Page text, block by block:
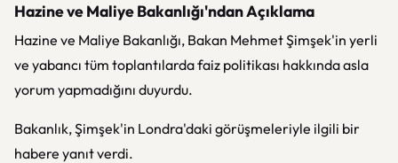
Hazine ve Maliye Bakanlığı'ndan Açıklama
Hazine ve Maliye Bakanlığı, Bakan Mehmet Şimşek'in yerli
ve yabancı tüm toplantılarda faiz politikası hakkında asla
yorum yapmadığını duyurdu.
Bakanlık, Şimşek'in Londra'daki görüşmeleriyle ilgili bir
habere yanıt verdi.